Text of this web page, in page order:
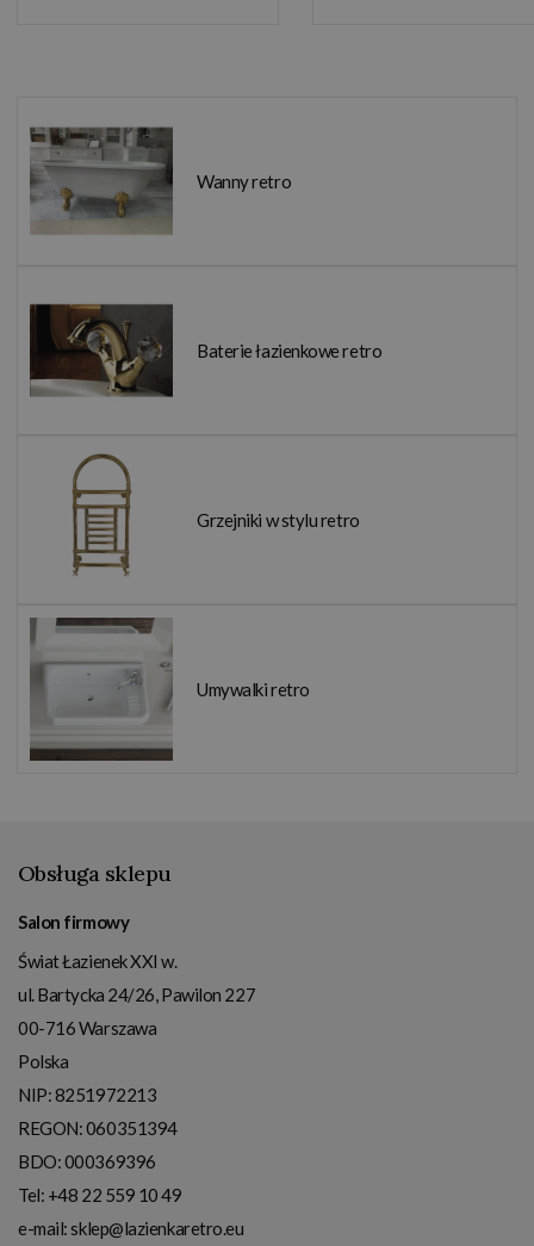
Wanny retro
Baterie łazienkowe retro
Grzejniki w stylu retro
Umywalki retro
Obsługa sklepu
Salon firmowy
Świat Łazienek XXI w.
ul. Bartycka 24/26, Pawilon 227
00-716Warszawa
Polska
NIP:8251972213
REGON: 060351394
BDO: 000369396
Tel: +48 22 559 10 49
e-mail:sklep@lazienkaretro.eu